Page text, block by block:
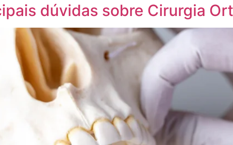
dúvidas sobre Cirurgia